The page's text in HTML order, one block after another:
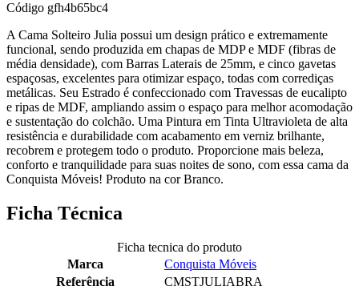
Código gfh4b65bc4
A Cama Solteiro Julia possui um design prático e extremamente
funcional, sendo produzida em chapas de MDP e MDF (fibras de
média densidade), com Barras Laterais de 25mm, e cinco gavetas
espaçosas, excelentes para otimizar espaço, todas com corrediças
metálicas. Seu Estrado é confeccionado com Travessas de eucalipto
e ripas de MDF, ampliando assim o espaço para melhor acomodação
e sustentação do colchão. Uma Pintura em Tinta Ultravioleta de alta
resistência e durabilidade com acabamento em verniz brilhante,
recobrem e protegem todo o produto. Proporcione mais beleza,
conforto e tranquilidade para suas noites de sono, com essa cama da
Conquista Móveis! Produto na cor Branco.
Ficha Técnica
Ficha tecnica do produto
Marca
Conquista Móveis
Referência
CMSTJULIABRA